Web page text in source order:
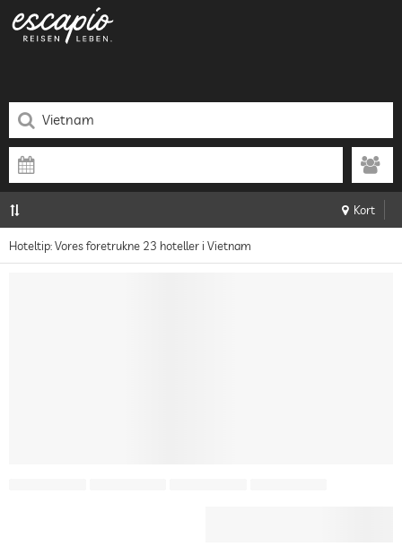
Kort
Hoteltip: Vores foretrukne 23 hoteller i Vietnam